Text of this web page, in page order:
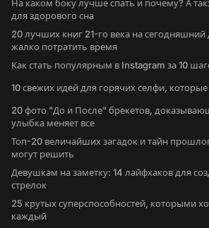
На каком боку лучше спать и почему? А
для здорового сна
20 лучших книг 21-го века на сегодняшний
жалко потратить время
Как стать популярным в Instagram за 10
10 свежих идей для горячих селфи, которые
20 фото "До и После" брекетов,
улыбка меняет все
Топ-20 величайших загадок и тайн
могут решить
Девушкам на заметку: 14 лайфхаков для
стрелок
25 крутых суперспособностей, которыми
каждый